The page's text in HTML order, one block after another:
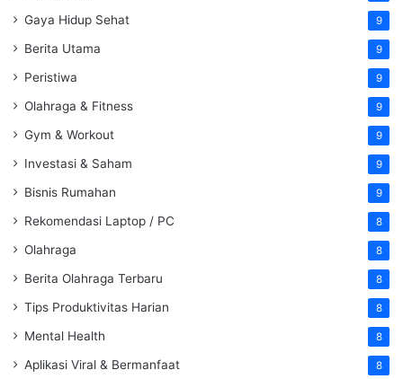
Gaya Hidup Sehat 9
Berita Utama 9
Peristiwa 9
Olahraga & Fitness 9
Gym & Workout 9
Investasi & Saham 9
Bisnis Rumahan 9
Rekomendasi Laptop / PC 8
Olahraga 8
Berita Olahraga Terbaru 8
Tips Produktivitas Harian 8
Mental Health 8
Aplikasi Viral & Bermanfaat 8